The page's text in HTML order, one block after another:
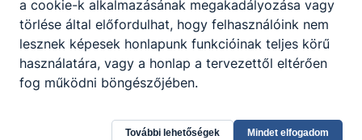
a cookie-k alkalmazásának megakadályozása vagy
törlése által előfordulhat, hogy felhasználóink nem
lesznek képesek honlapunk funkcióinak teljes körű
használatára, vagy a honlap a tervezettől eltérően
fog működni böngészőjében.
További lehetőségek Mindet elfogadom